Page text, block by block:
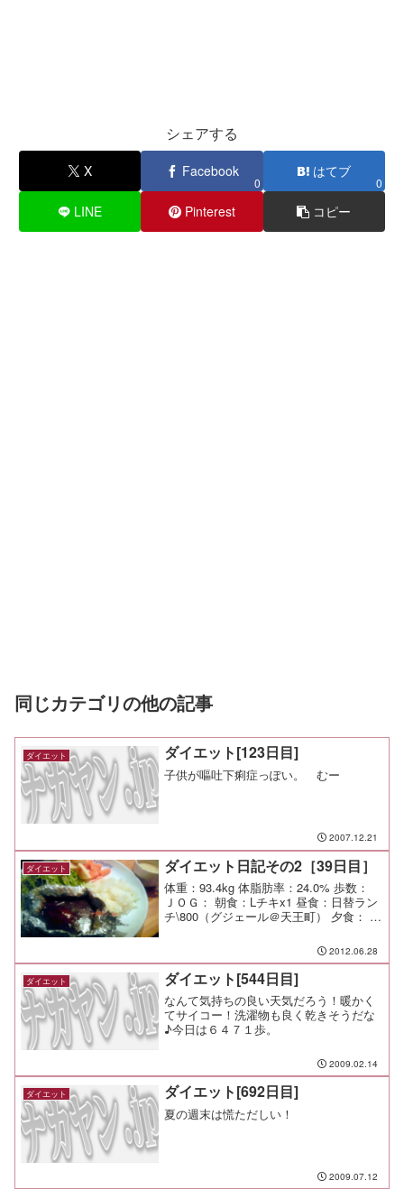
シェアする
X Facebook
0
はてブ
0
LINE Pinterest コピー
同じカテゴリの他の記事
ダイエット ダイエット[123日目]
子供が嘔吐下痢症っぽい。 むー
2007.12.21
ダイエット ダイエット日記その2［39日目］
体重：93.4kg 体脂肪率：24.0% 歩数：
ＪＯＧ： 朝食：Lチキx1 昼食：日替ラン
チ\800（グジェール＠天王町） 夕食： 間
2012.06.28
ダイエット ダイエット[544日目]
なんて気持ちの良い天気だろう！暖かく
てサイコー！洗濯物も良く乾きそうだな
♪今日は６４７１歩。
2009.02.14
ダイエット ダイエット[692日目]
夏の週末は慌ただしい！
2009.07.12